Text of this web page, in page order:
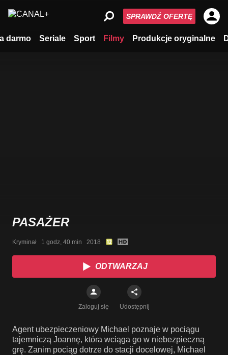
darmo Seriale Sport Filmy Produkcje oryginalne
SPRAWDŹ OFERTĘ
PASAŻER
Kryminał   1 godz, 40 min   2018
ODTWARZAJ
Zaloguj się Udostępnij
Agent ubezpieczeniowy Michael poznaje w pociągu
tajemniczą Joannę, która wciąga go w niebezpieczną
grę. Zanim pociąg dotrze do stacji docelowej, Michael